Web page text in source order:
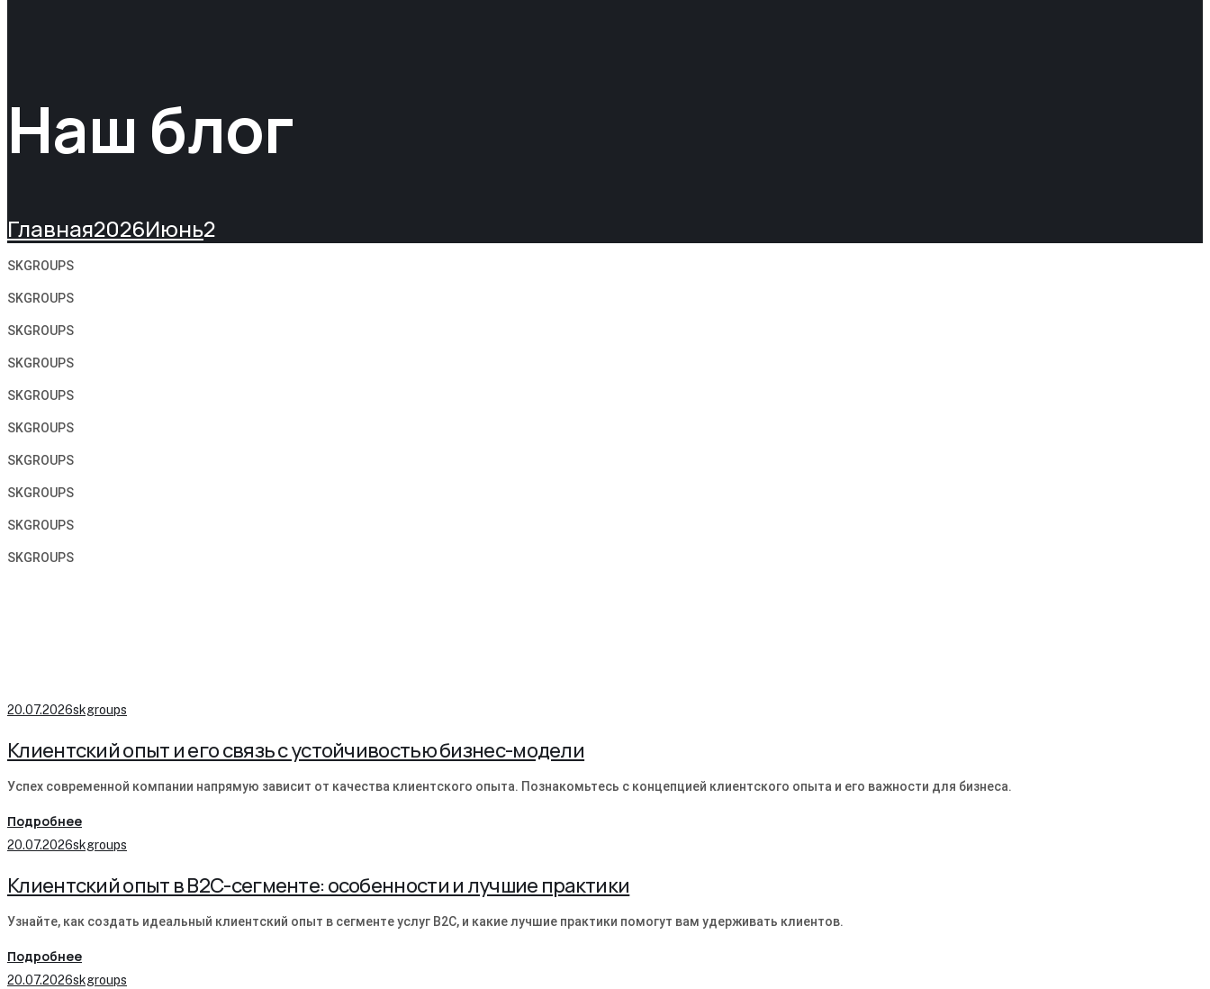
Наш блог
Главная2026Июнь2
SKGROUPS
SKGROUPS
SKGROUPS
SKGROUPS
SKGROUPS
SKGROUPS
SKGROUPS
SKGROUPS
SKGROUPS
SKGROUPS
20.07.2026skgroups
Клиентский опыт и его связь с устойчивостью бизнес-модели
Успех современной компании напрямую зависит от качества клиентского опыта. Познакомьтесь с концепцией клиентского опыта и его важности для бизнеса.
Подробнее
20.07.2026skgroups
Клиентский опыт в B2C-сегменте: особенности и лучшие практики
Узнайте, как создать идеальный клиентский опыт в сегменте услуг B2C, и какие лучшие практики помогут вам удерживать клиентов.
Подробнее
20.07.2026skgroups